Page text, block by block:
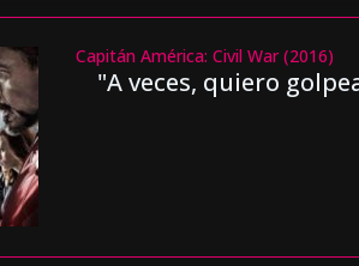
Capitán América: Civil War (2016)
"A veces, quiero